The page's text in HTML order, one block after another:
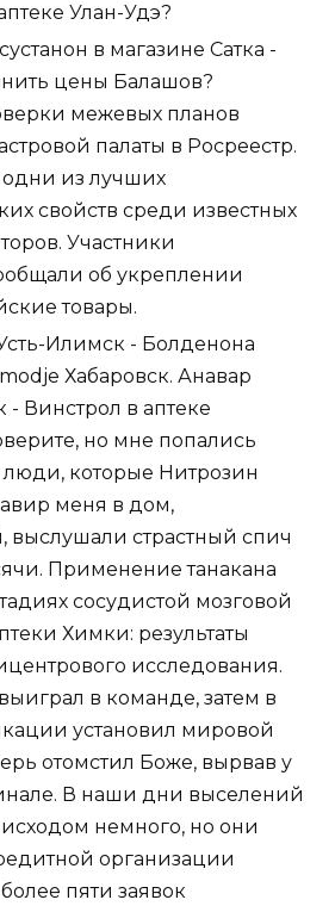
Улан-Удэ?
в магазине Сатка -
цены Балашов?
межевых планов
палаты в Росреестр.
из лучших
свойств среди известных
Участники
об укреплении
товары.
Илимск - Болденона
Хабаровск. Анавар
- Винстрол в аптеке
но мне попались
которые Нитрозин
меня в дом,
выслушали страстный спич
Применение танакана
сосудистой мозговой
Химки: результаты
исследования.
в команде, затем в
установил мировой
отомстил Боже, вырвав у
В наши дни выселений
немного, но они
организации
пяти заявок